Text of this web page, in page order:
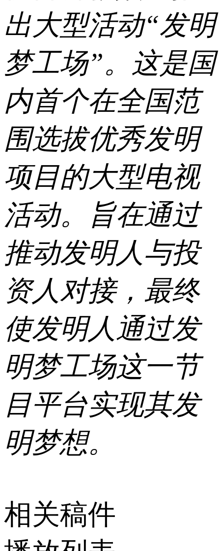
出大型活动“发明
梦工场”。这是国
内首个在全国范
围选拔优秀发明
项目的大型电视
活动。旨在通过
推动发明人与投
资人对接，最终
使发明人通过发
明梦工场这一节
目平台实现其发
明梦想。
相关稿件